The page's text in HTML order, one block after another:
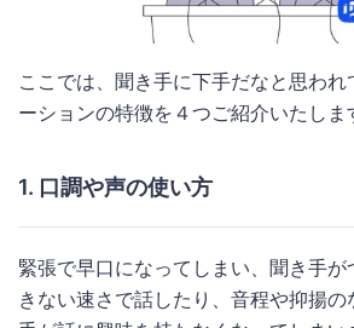
ここでは、聞き手に下手だなと思わ
ーションの特徴を４つご紹介いたしま
1. 口調や声の使い方
緊張で早口になってしまい、聞き手
きない速さで話したり、音程や抑揚の